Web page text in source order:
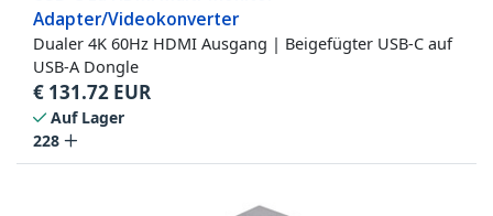
Adapter/Videokonverter
Dualer 4K 60Hz HDMI Ausgang | Beigefügter USB-C auf
USB-A Dongle
€ 131.72 EUR
Auf Lager
228